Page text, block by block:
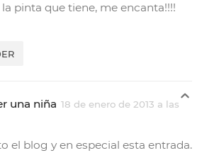
pinta que tiene, me encanta!!!!
una niña 18 de enero de 2013 a las
el blog y en especial esta entrada.